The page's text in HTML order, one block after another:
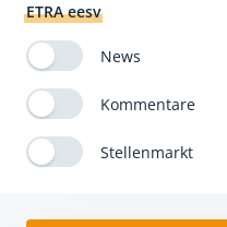
ETRA eesv
News
Kommentare
Stellenmarkt